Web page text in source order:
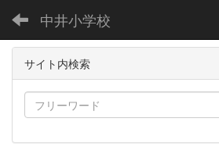
中井小学校
サイト内検索